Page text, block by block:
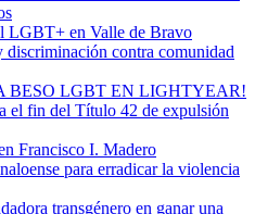
LGBT+ en Valle de Bravo
contra comunidad
BESO LGBT EN LIGHTYEAR!
el fin del Título 42 de expulsión
Francisco I. Madero
para erradicar la violencia
transgénero en ganar una